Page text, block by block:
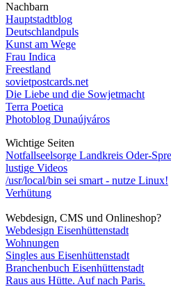
Nachbarn
Hauptstadtblog
Deutschlandpuls
Kunst am Wege
Frau Indica
Freestland
sovietpostcards.net
Die Liebe und die Sowjetmacht
Terra Poetica
Photoblog Dunaújváros
Wichtige Seiten
Notfallseelsorge Landkreis Oder-
lustige Videos
/usr/local/bin sei smart - nutze Linux!
Verhütung
Webdesign, CMS und Onlineshop?
Webdesign Eisenhüttenstadt
Wohnungen
Singles aus Eisenhüttenstadt
Branchenbuch Eisenhüttenstadt
Raus aus Hütte. Auf nach Paris.